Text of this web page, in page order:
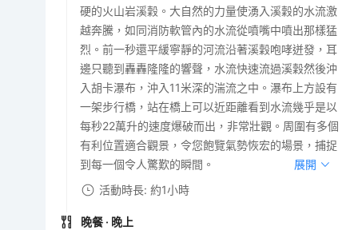
硬的火山岩溪穀。大自然的力量使湧入溪穀的水流激
越奔騰，如同消防軟管內的水流從噴嘴中噴出那樣猛
烈。前一秒還平緩寧靜的河流沿著溪穀咆哮迸發，耳
邊只聽到轟轟隆隆的響聲，水流快速流過溪穀然後沖
入胡卡瀑布，沖入11米深的湍流之中。瀑布上方設有
一架步行橋，站在橋上可以近距離看到水流幾乎是以
每秒22萬升的速度爆破而出，非常壯觀。周圍有多個
有利位置適合觀景，令您飽覽氣勢恢宏的場景，捕捉
到每一個令人驚歎的瞬間。
展開
活動時長: 約1小時
晚餐 · 晚上